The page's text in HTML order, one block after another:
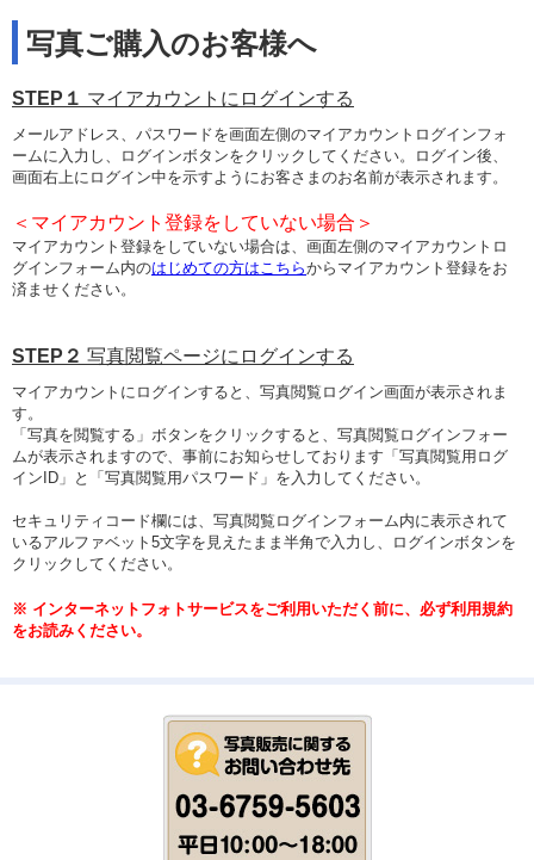
写真ご購入のお客様へ
STEP１ マイアカウントにログインする
メールアドレス、パスワードを画面左側のマイアカウントログインフォ
ームに入力し、ログインボタンをクリックしてください。ログイン後、
画面右上にログイン中を示すようにお客さまのお名前が表示されます。
＜マイアカウント登録をしていない場合＞
マイアカウント登録をしていない場合は、画面左側のマイアカウントロ
グインフォーム内のはじめての方はこちらからマイアカウント登録をお
済ませください。
STEP２ 写真閲覧ページにログインする
マイアカウントにログインすると、写真閲覧ログイン画面が表示されま
す。
「写真を閲覧する」ボタンをクリックすると、写真閲覧ログインフォー
ムが表示されますので、事前にお知らせしております「写真閲覧用ログ
インID」と「写真閲覧用パスワード」を入力してください。
セキュリティコード欄には、写真閲覧ログインフォーム内に表示されて
いるアルファベット5文字を見えたまま半角で入力し、ログインボタンを
クリックしてください。
※ インターネットフォトサービスをご利用いただく前に、必ず利用規約
をお読みください。